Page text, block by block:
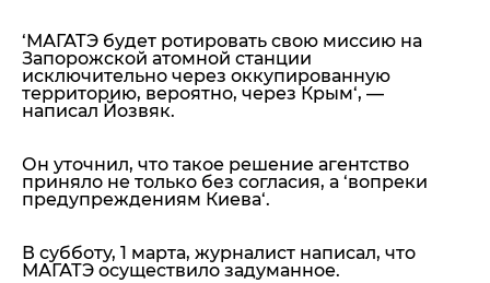
‘ МАГАТЭ будет ротировать свою миссию на
Запорожской атомной станции
исключительно через оккупированную
территорию, вероятно, через Крым‘, —
написал Йозвяк.
Он уточнил, что такое решение агентство
приняло не только без согласия, а ‘вопреки
предупреждениям Киева‘.
В субботу, 1 марта, журналист написал, что
МАГАТЭ осуществило задуманное.